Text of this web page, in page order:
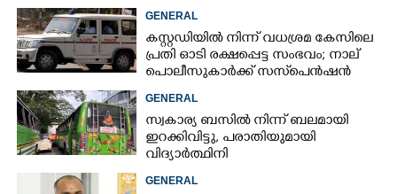
GENERAL
കസ്റ്റഡിയിൽ നിന്ന് വധശ്രമ കേസിലെ
പ്രതി ഓടി രക്ഷപ്പെട്ട സംഭവം; നാല്
പൊലീസുകാർക്ക് സസ്‌പെൻഷൻ
GENERAL
സ്വകാര്യ ബസിൽ നിന്ന് ബലമായി
ഇറക്കിവിട്ടു, പരാതിയുമായി
വിദ്യാർത്ഥിനി
GENERAL